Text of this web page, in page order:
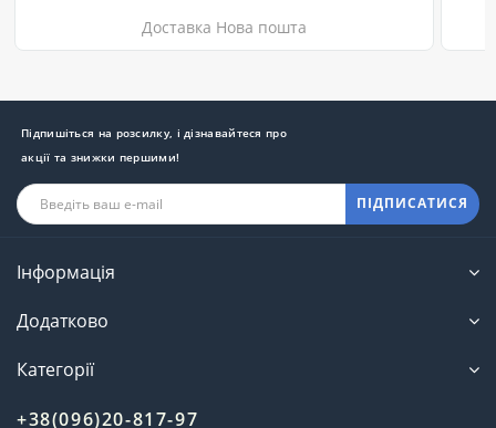
Доставка Нова пошта
Підпишіться на розсилку, і дізнавайтеся про
акції та знижки першими!
ПІДПИСАТИСЯ
Інформація
Додатково
Категорії
+38(096)20-817-97